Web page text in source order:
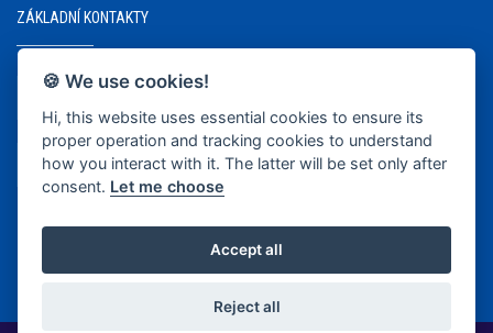
ZÁKLADNÍ KONTAKTY
+420 737 218 679
info@bkopava.cz
www.bkopava.cz
🍪 We use cookies!
Hi, this website uses essential cookies to ensure its
proper operation and tracking cookies to understand
how you interact with it. The latter will be set only after
consent. Let me choose
Accept all
Reject all